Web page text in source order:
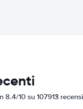
8.4/10 su 107913